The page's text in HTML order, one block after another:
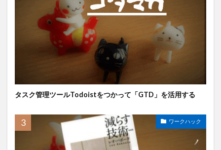
タスク管理ツールTodoistをつかって「GTD」を活用する
ワークハック